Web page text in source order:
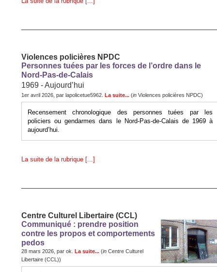
Violences policières NPDC
Personnes tuées par les forces de l’ordre dans le
Nord-Pas-de-Calais
1969 - Aujourd’hui
1er avril 2026, par lapolicetue5962. La suite... (in Violences policières NPDC)
Recensement chronologique des personnes tuées par les
policiers ou gendarmes dans le Nord-Pas-de-Calais de 1969 à
aujourd’hui.
La suite de la rubrique [...]
Centre Culturel Libertaire (CCL)
Communiqué : prendre position
contre les propos et comportements
pedos
28 mars 2026, par ok. La suite... (in Centre Culturel
Libertaire (CCL))